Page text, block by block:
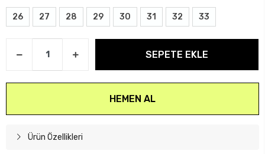
26 27 28 29 30 31 32 33
SEPETE EKLE
HEMEN AL
Ürün Özellikleri